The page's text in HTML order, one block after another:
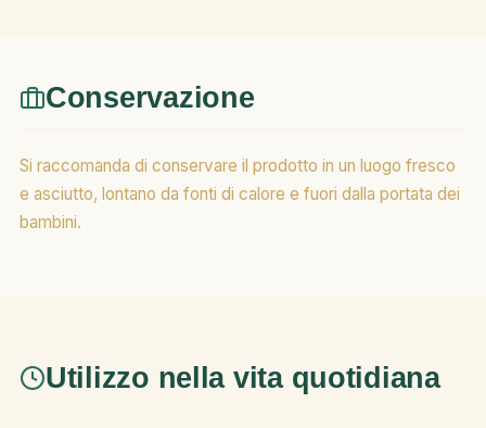
Conservazione
Si raccomanda di conservare il prodotto in un luogo fresco
e asciutto, lontano da fonti di calore e fuori dalla portata dei
bambini.
Utilizzo nella vita quotidiana